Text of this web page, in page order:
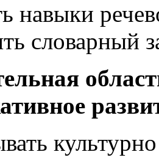
навыки
словарный